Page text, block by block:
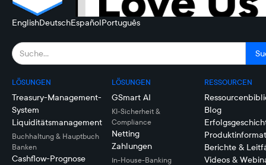
EnglishDeutschEspañolPortuguês
LÖSUNGEN
Treasury-Management-
System
Liquiditätsmanagement
Buchhaltung & Hauptbuch
Banken
Cashflow-Prognose
LÖSUNGEN
GSmart AI
KI-Sicherheit &
Compliance
Netting
Zahlungen
In-House-Banking
RESSOURCEN
Blog
Berichte &
Videos &